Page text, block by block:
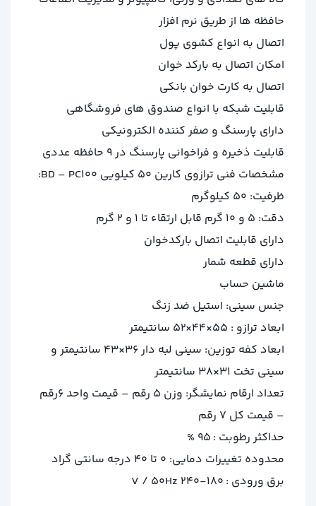
حافظه ها از طریق نرم افزار
اتصال به انواع کشوی پول
امکان اتصال به بارکد خوان
اتصال به کارت خوان بانکی
قابلیت شبکه با انواع صندوق های فروشگاهی
دارای پارسنگ و صفر کننده الکترونیکی
قابلیت ذخیره و فراخوانی پارسنگ در 9 حافظه عددی
مشخصات فنی ترازوی کارین 50 کیلویی BD – PC100:
ظرفیت: 50 کیلوگرم
دقت: 5 و 10 گرم قابل ارتقاء تا 1 و 2 گرم
دارای قابلیت اتصال بارکدخوان
دارای قطعه شمار
ماشین حساب
جنس سینی: استیل ضد زنگ
ابعاد ترازو : 55×44×52 سانتیمتر
ابعاد کفه توزین: سینی لبه دار 36×43 سانتیمتر و
سینی تخت 31×38 سانتیمتر
تعداد ارقام نمایشگر: وزن 5 رقم – قیمت واحد 6رقم
– قیمت کل 7 رقم
حداکثر رطوبت : 95 %
محدوده تغییرات دمایی: 0 تا 40 درجه سانتی گراد
برق ورودی : 180-240 V / 50Hz